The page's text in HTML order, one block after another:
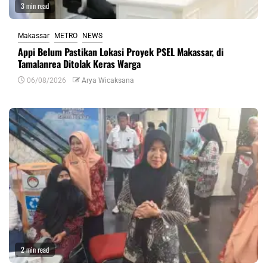
3 min read
Makassar METRO NEWS
Appi Belum Pastikan Lokasi Proyek PSEL Makassar, di
Tamalanrea Ditolak Keras Warga
06/08/2026 Arya Wicaksana
2 min read